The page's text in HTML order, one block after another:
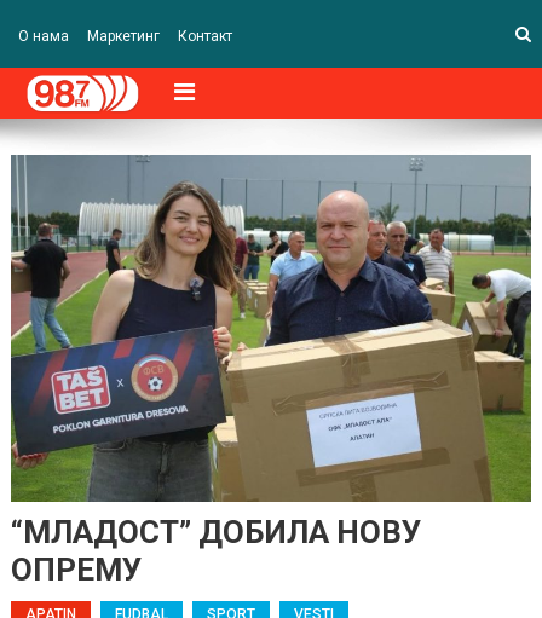
О нама Маркетинг Контакт
“МЛАДОСТ” ДОБИЛА НОВУ
ОПРЕМУ
APATIN FUDBAL SPORT VESTI